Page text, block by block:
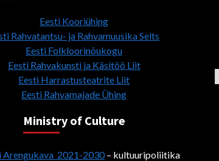
Eesti Kooriühing
Rahvatantsu- ja Rahvamuusika Selts
Eesti Folkloorinõukogu
Eesti Rahvakunsti ja Käsitöö Liit
Eesti Harrastusteatrite Liit
Eesti Rahvamajade Ühing
Ministry of Culture
Arengukava 2021-2030– kultuuripoliitika